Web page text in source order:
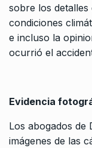
sobre los detalles
condiciones
e incluso la
ocurrió el
Evidencia
Los abogados de
imágenes de las